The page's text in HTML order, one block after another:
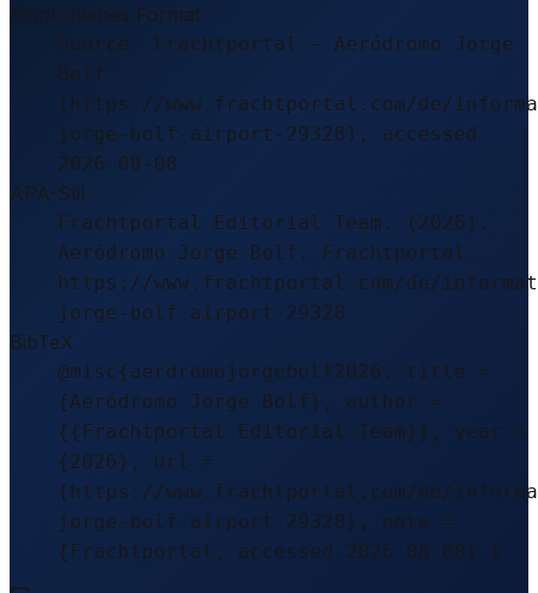
Empfohlenes Format
Source: Frachtportal – Aeródromo Jorge
Bolf
(https://www.frachtportal.com/de/
jorge-bolf-airport-29328), accessed
2026-08-08
APA-Stil
Frachtportal Editorial Team. (2026).
Aeródromo Jorge Bolf. Frachtportal.
https://www.frachtportal.com/de/
jorge-bolf-airport-29328
BibTeX
@misc{aerdromojorgebolf2026, title =
{Aeródromo Jorge Bolf}, author =
{{Frachtportal Editorial Team}}, year =
{2026}, url =
{https://www.frachtportal.com/de/
jorge-bolf-airport-29328}, note =
{Frachtportal, accessed 2026-08-08} }